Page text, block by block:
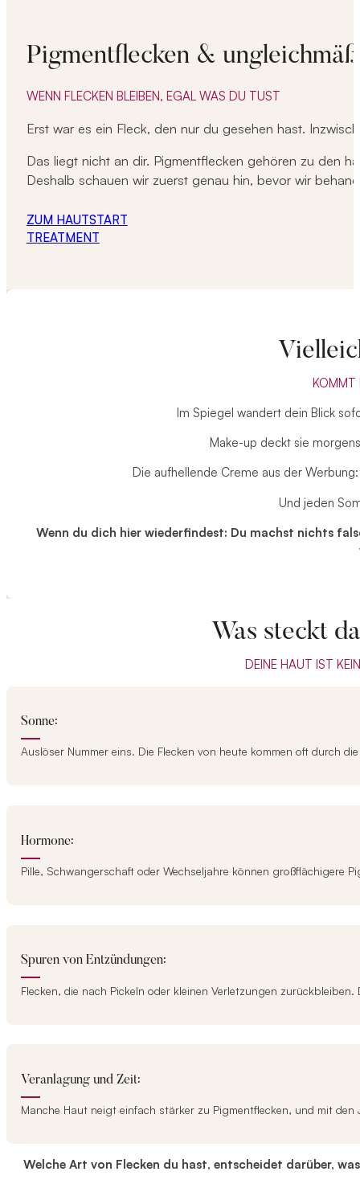
Pigmentflecken &
WENN FLECKEN BLEIBEN, EGAL WAS DU TUST
Erst war es ein Fleck, den nur du gesehen hast.
Das liegt nicht an dir. Pigmentflecken gehören zu den
Deshalb schauen wir zuerst genau hin, bevor wir
ZUM HAUTSTART
TREATMENT
KOMMT
Im Spiegel wandert dein Blick
Make-up deckt sie
Die aufhellende Creme aus der
Und jeden
Wenn du dich hier wiederfindest: Du machst nichts
Was steckt
DEINE HAUT IST
Sonne:
Auslöser Nummer eins. Die Flecken von heute kommen oft durch
Hormone:
Pille, Schwangerschaft oder Wechseljahre können großflächigere
Spuren von Entzündungen:
Flecken, die nach Pickeln oder kleinen Verletzungen
Veranlagung und Zeit:
Manche Haut neigt einfach stärker zu Pigmentflecken, und mit
Welche Art von Flecken du hast, entscheidet darüber,